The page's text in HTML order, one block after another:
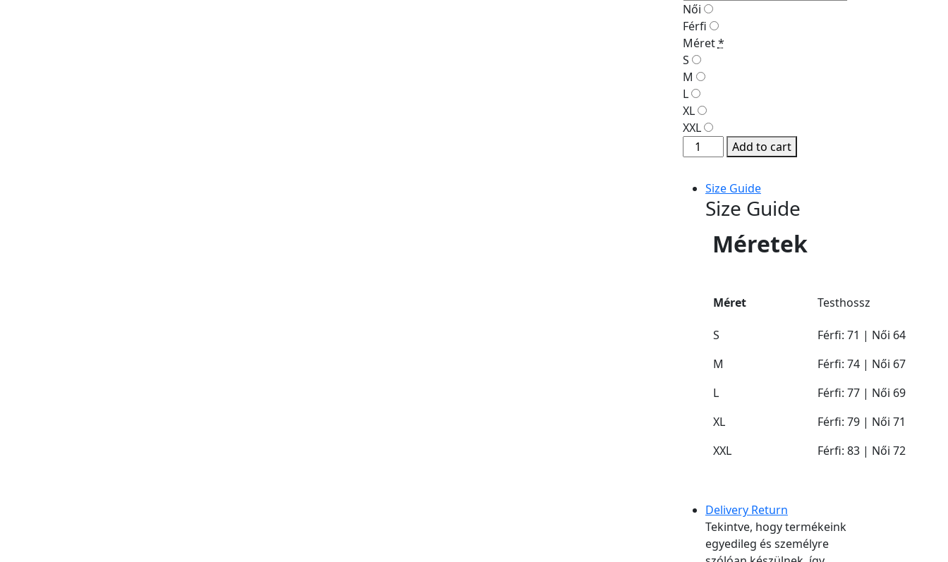
Női
Férfi
Méret*
S
M
L
XL
XXL
Add to cart
Size Guide
Size Guide
Méretek
Méret Testhossz
S
Férfi: 71 | Női 64
M
Férfi: 74 | Női 67
L
Férfi: 77 | Női 69
XL
Férfi: 79 | Női 71
XXL
Férfi: 83 | Női 72
Delivery Return
Tekintve, hogy termékeink
egyedileg és személyre